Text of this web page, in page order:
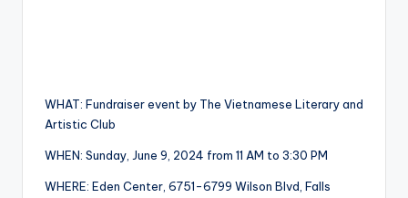
WHAT: Fundraiser event by The Vietnamese Literary and
Artistic Club
WHEN: Sunday, June 9, 2024 from 11 AM to 3:30 PM
WHERE: Eden Center, 6751-6799 Wilson Blvd, Falls